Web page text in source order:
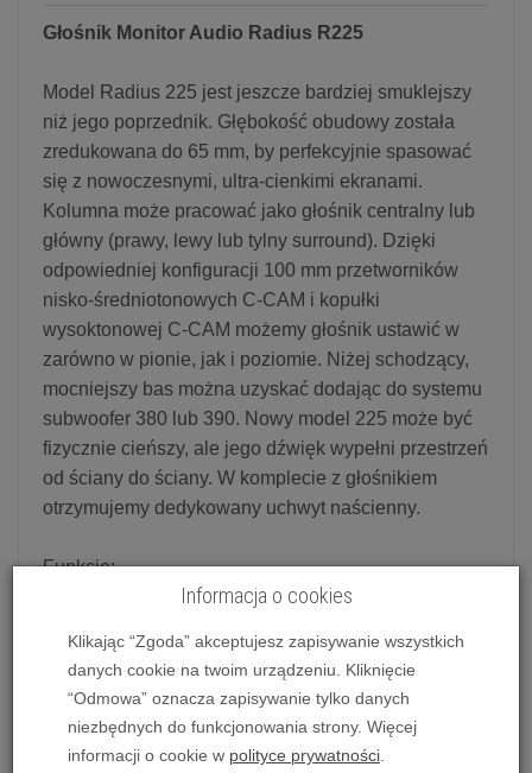
Głośnik Monitor Audio Radius R225
Model Radius 225 jest jeszcze bardziej smuklejszy
niż jego poprzednik. Głębokość obudowy została
zredukowana do 65 mm, by perfekcyjnie spasować
się z nowoczesnymi, ultra-cienkimi ekranami.
Kolumna może pracować jako głośnik centralny lub
główny (prawy, lewy lub tylny surround). Dzięki
odpowiedniej konfiguracji 100 mm przetworników
nisko-średniotonowych C-CAM i kopułki
wysoktonowej C-CAM możemy głośnik ustawić w
zarówno w pionie, jak i poziomie. Niżej schodzący,
mocniejszy bas można uzyskać dodając do systemu
subwoofer 380 lub 390. Nowy model 225 może być
fizycznie cieńszy, ale jego dźwięk wypełni przestrzeń
od ściany do ściany. W komplecie z głośnikiem
otrzymujemy dedykowany uchwyt naścienny.
Funkcje:
- Dwa nowe przetworniki basowe C-CAM i
konfiguracji MTM (Mid-Tweeter-Mid)
- W serii Radius membrany wszystkich
przeciwpyłowej w centrum. Rozwiązanie to
Informacja o cookies
Klikając “Zgoda” akceptujesz zapisywanie wszystkich
danych cookie na twoim urządzeniu. Kliknięcie
“Odmowa” oznacza zapisywanie tylko danych
niezbędnych do funkcjonowania strony. Więcej
informacji o cookie w polityce prywatności